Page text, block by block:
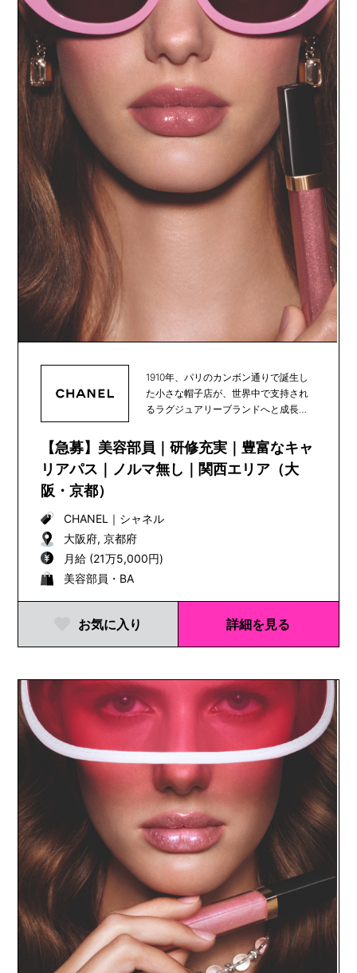
1910年、パリのカンボン通りで誕生し
た小さな帽子店が、世界中で支持され
るラグジュアリーブランドへと成長
【急募】美容部員｜研修充実｜豊富なキャ
リアパス｜ノルマ無し｜関西エリア（大
阪・京都）
CHANEL ｜ シャネル
大阪府, 京都府
月給 (21万5,000円)
美容部員・BA
お気に入り 詳細を見る